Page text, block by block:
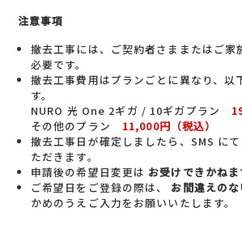
注意事項
撤去工事には、ご契約者さままたはご家
必要です。
撤去工事費用はプランごとに異なり、以
す。
NURO 光 One 2ギガ / 10ギガプラン
その他のプラン 11,000円（税込）
撤去工事日が確定しましたら、SMS に
ただきます。
申請後の希望日変更は お受けできかねま
ご希望日をご登録の際は、
お間違えのな
かめのうえご入力をお願いいたします。